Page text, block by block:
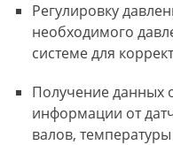
Регулировку
необходимого
системе для
Получение данных
информации от
валов,